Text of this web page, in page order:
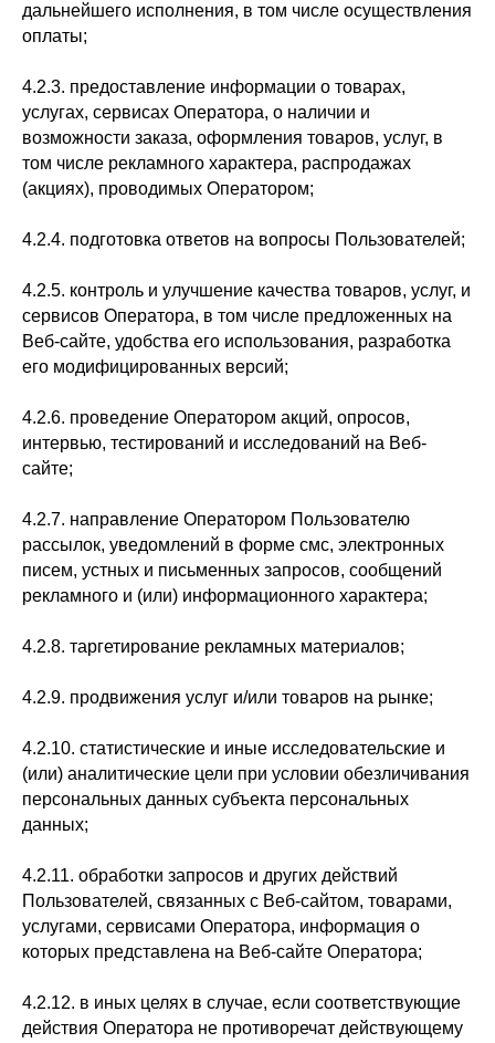
дальнейшего исполнения, в том числе осуществления
оплаты;
4.2.3. предоставление информации о товарах,
услугах, сервисах Оператора, о наличии и
возможности заказа, оформления товаров, услуг, в
том числе рекламного характера, распродажах
(акциях), проводимых Оператором;
4.2.4. подготовка ответов на вопросы Пользователей;
4.2.5. контроль и улучшение качества товаров, услуг, и
сервисов Оператора, в том числе предложенных на
Веб-сайте, удобства его использования, разработка
его модифицированных версий;
4.2.6. проведение Оператором акций, опросов,
интервью, тестирований и исследований на Веб-
сайте;
4.2.7. направление Оператором Пользователю
рассылок, уведомлений в форме смс, электронных
писем, устных и письменных запросов, сообщений
рекламного и (или) информационного характера;
4.2.8. таргетирование рекламных материалов;
4.2.9. продвижения услуг и/или товаров на рынке;
4.2.10. статистические и иные исследовательские и
(или) аналитические цели при условии обезличивания
персональных данных субъекта персональных
данных;
4.2.11. обработки запросов и других действий
Пользователей, связанных с Веб-сайтом, товарами,
услугами, сервисами Оператора, информация о
которых представлена на Веб-сайте Оператора;
4.2.12. в иных целях в случае, если соответствующие
действия Оператора не противоречат действующему